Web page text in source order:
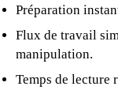
Préparation
Flux de travail
manipulation.
Temps de lecture